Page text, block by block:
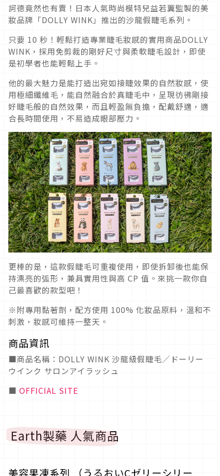
訶德竟然也有賣！日本人氣時尚模特兒益若翼監製的美
妝品牌「DOLLY WINK」推出的沙龍假睫毛系列。
只要 10 秒！輕鬆打造專業睫毛妝感的實用商品DOLLY
WINK，採用免剪裁的剛好尺寸與柔軟睫毛設計，即使
是初學者也能輕鬆上手。
他的最大魅力是能打造出宛如接睫效果的自然妝感，使
用極細纖維毛，能自然融合於真睫毛中，呈現彷彿剛接
好睫毛般的自然效果，而且輕盈無負擔，配戴舒適，適
合長時間使用，不易造成眼部壓力。
更棒的是，這款假睫毛可重複使用，即使拆卸後也能保
持漂亮的弧形，兼具實用性與高 CP 值。來挑一款你自
己最喜歡的款型吧！
※附專用黏著劑，配方使用 100% 化妝品原料，溫和不
刺激，妝感可維持一整天。
商品資訊
■商品名稱：DOLLY WINK 沙龍級假睫毛／ドーリー
ウインク サロンアイラッシュ
■ OFFICIAL SITE
Earth製藥 人氣商品
美容果凍系列 （うるおいCゼリーシリー